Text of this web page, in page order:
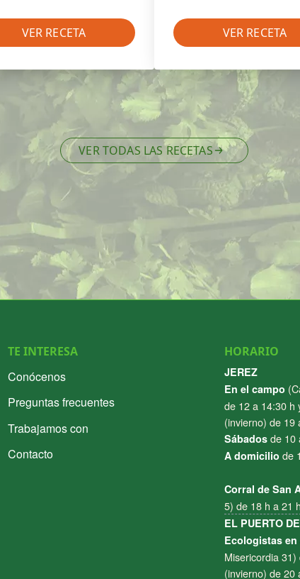
VER RECETA VER RECETA
VER TODAS LAS RECETAS
TE INTERESA
Conócenos
Preguntas frecuentes
Trabajamos con
Contacto
HORARIO
JEREZ
En el campo
de 12 a 14:30 h
(invierno) de 19
Sábados de 10
A domicilio de
Corral de San
5) de 18 h a 21
EL PUERTO
Ecologistas en
Misericordia
(invierno) de 20